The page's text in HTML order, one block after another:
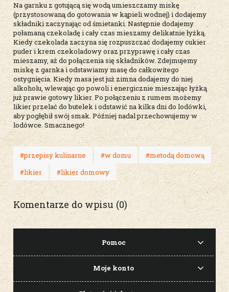
Na garnku z gotującą się wodą umieszczamy miskę
(przystosowaną do gotowania w kąpieli wodnej) i dodajemy
składniki zaczynając od śmietanki. Następnie dodajemy
połamaną czekoladę i cały czas mieszamy delikatnie łyżką.
Kiedy czekolada zaczyna się rozpuszczać dodajemy cukier
puder i krem czekoladowy oraz przyprawę i cały czas
mieszamy, aż do połączenia się składników. Zdejmujemy
miskę z garnka i odstawiamy masę do całkowitego
ostygnięcia. Kiedy masa jest już zimna dodajemy do niej
alkoholu, wlewając go powoli i energicznie mieszając łyżką
już prawie gotowy likier. Po połączeniu z rumem możemy
likier przelać do butelek i odstawić na kilka dni do lodówki,
aby pogłębił swój smak. Później nadal przechowujemy w
lodówce. Smacznego!
#przepisy kulinarne #w domu
#metodą domową
#likier
#likier domowy
Komentarze do wpisu (0)
Pomoc
Moje konto